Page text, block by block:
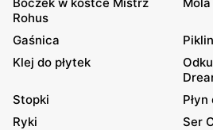
Rohus
Gaśnica
Klej do płytek
Stopki
Ryki
Ser